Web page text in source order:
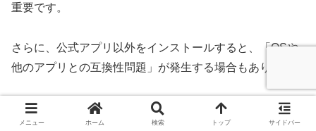
重要です。
さらに、公式アプリ以外をインストールすると、「OSや
他のアプリとの互換性問題」が発生する場合もあります。
Google PlayストアやApp Storeのアプリは、各スマホの
OSに最適化されるよう開発されていますが、非公式アプ
メニュー ホーム 検索 トップ サイドバー